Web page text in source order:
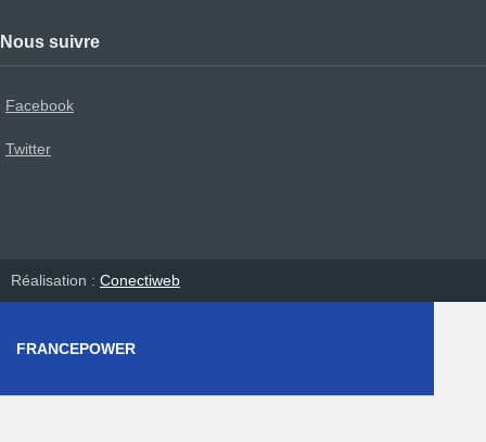
Nous suivre
Facebook
Twitter
Réalisation : Conectiweb
FRANCEPOWER